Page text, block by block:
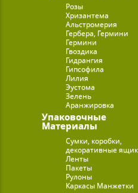
Розы
Хризантема
Альстромерия
Гербера, Гермини
Гермини
Гвоздика
Гидрангия
Гипсофила
Лилия
Эустома
Зелень
Аранжировка
Упаковочные
Материалы
Сумки, коробки,
декоративные
Ленты
Пакеты
Рулоны
Каркасы Манжетки